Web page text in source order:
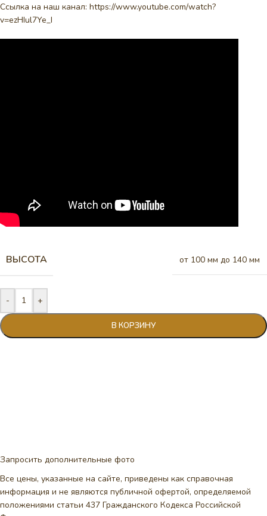
Ссылка на наш канал: https://www.youtube.com/watch?
v=ezHIul7Ye_I
ВЫСОТА от 100 мм до 140 мм
- +
В КОРЗИНУ
Запросить дополнительные фото
Все цены, указанные на сайте, приведены как справочная
информация и не являются публичной офертой, определяемой
положениями статьи 437 Гражданского Кодекса Российской